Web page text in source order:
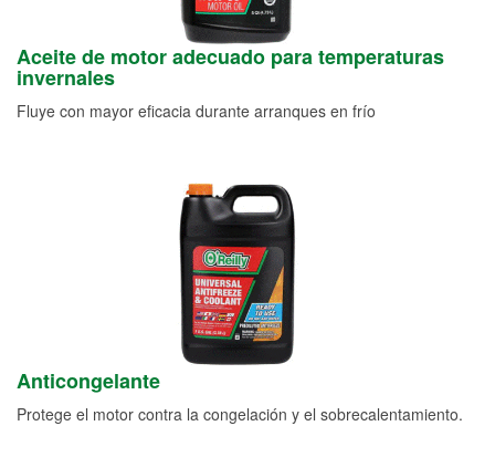
Aceite de motor adecuado para temperaturas
invernales
Fluye con mayor eficacia durante arranques en frío
Anticongelante
Protege el motor contra la congelación y el sobrecalentamiento.